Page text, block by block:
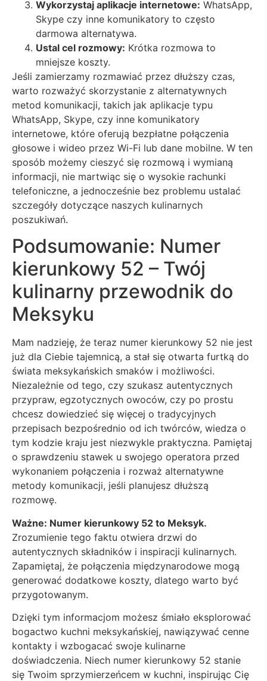
Wykorzystaj aplikacje internetowe: WhatsApp,
Skype czy inne komunikatory to często
darmowa alternatywa.
Ustal cel rozmowy: Krótka rozmowa to
mniejsze koszty.
Jeśli zamierzamy rozmawiać przez dłuższy czas,
warto rozważyć skorzystanie z alternatywnych
metod komunikacji, takich jak aplikacje typu
WhatsApp, Skype, czy inne komunikatory
internetowe, które oferują bezpłatne połączenia
głosowe i wideo przez Wi-Fi lub dane mobilne. W ten
sposób możemy cieszyć się rozmową i wymianą
informacji, nie martwiąc się o wysokie rachunki
telefoniczne, a jednocześnie bez problemu ustalać
szczegóły dotyczące naszych kulinarnych
poszukiwań.
Podsumowanie: Numer
kierunkowy 52 – Twój
kulinarny przewodnik do
Meksyku
Mam nadzieję, że teraz numer kierunkowy 52 nie jest
już dla Ciebie tajemnicą, a stał się otwarta furtką do
świata meksykańskich smaków i możliwości.
Niezależnie od tego, czy szukasz autentycznych
przypraw, egzotycznych owoców, czy po prostu
chcesz dowiedzieć się więcej o tradycyjnych
przepisach bezpośrednio od ich twórców, wiedza o
tym kodzie kraju jest niezwykle praktyczna. Pamiętaj
o sprawdzeniu stawek u swojego operatora przed
wykonaniem połączenia i rozważ alternatywne
metody komunikacji, jeśli planujesz dłuższą
rozmowę.
Ważne: Numer kierunkowy 52 to Meksyk.
Zrozumienie tego faktu otwiera drzwi do
autentycznych składników i inspiracji kulinarnych.
Zapamiętaj, że połączenia międzynarodowe mogą
generować dodatkowe koszty, dlatego warto być
przygotowanym.
Dzięki tym informacjom możesz śmiało eksplorować
bogactwo kuchni meksykańskiej, nawiązywać cenne
kontakty i wzbogacać swoje kulinarne
doświadczenia. Niech numer kierunkowy 52 stanie
się Twoim sprzymierzeńcem w kuchni, inspirując Cię